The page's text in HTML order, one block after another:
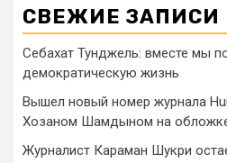
СВЕЖИЕ ЗАПИСИ
Себахат Тунджель: вместе мы
демократическую жизнь
Вышел новый номер журнала
Хозаном Шамдыном на
Журналист Караман Шукри